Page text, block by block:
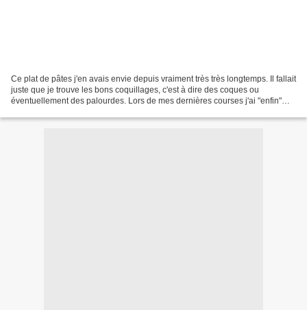
Ce plat de pâtes j'en avais envie depuis vraiment très très longtemps. Il fallait
juste que je trouve les bons coquillages, c'est à dire des coques ou
éventuellement des palourdes. Lors de mes dernières courses j'ai "enfin"